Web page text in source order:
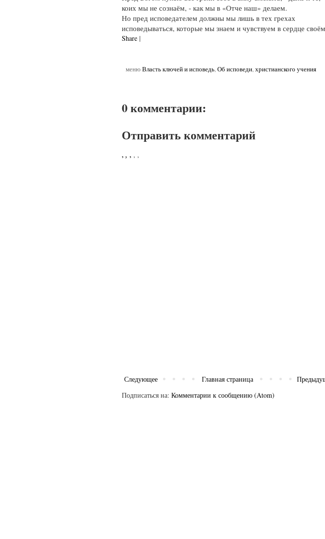
коих мы не сознаём, - как мы в «Отче наш» делаем.
Но пред исповедателем должны мы лишь в тех грехах
исповедываться, которые мы знаем и чувствуем в сердце
Share |
меню Власть ключей и исповедь,Об исповеди,христианского учения
0 комментарии:
Отправить комментарий
, , , , ,
Следующее
Главная страница
Подписаться на: Комментарии к сообщению (Atom)